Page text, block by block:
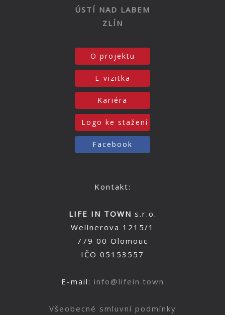
ÚSTÍ NAD LABEM
ZLÍN
O projektu
E-vizitka
Kariéra
Logo ke stažení
Facebook
Kontakt:
LIFE IN TOWN s.r.o.
Wellnerova 1215/1
779 00 Olomouc
IČO 05153557
E-mail: info@lifein.town
Všeobecné smluvní podmínky